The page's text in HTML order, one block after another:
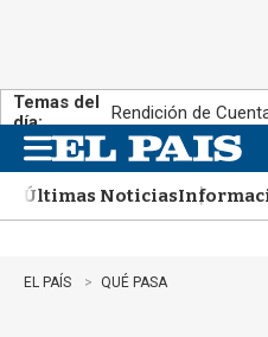
Temas del
día:
Rendición de
n
uÚltimas Noticias
EL PAÍS QUÉ PASA